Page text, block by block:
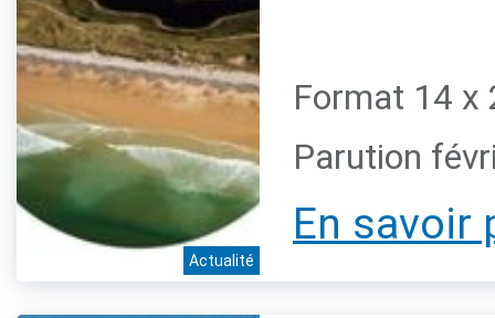
Actualité
Format 14 x
Parution
En savoir